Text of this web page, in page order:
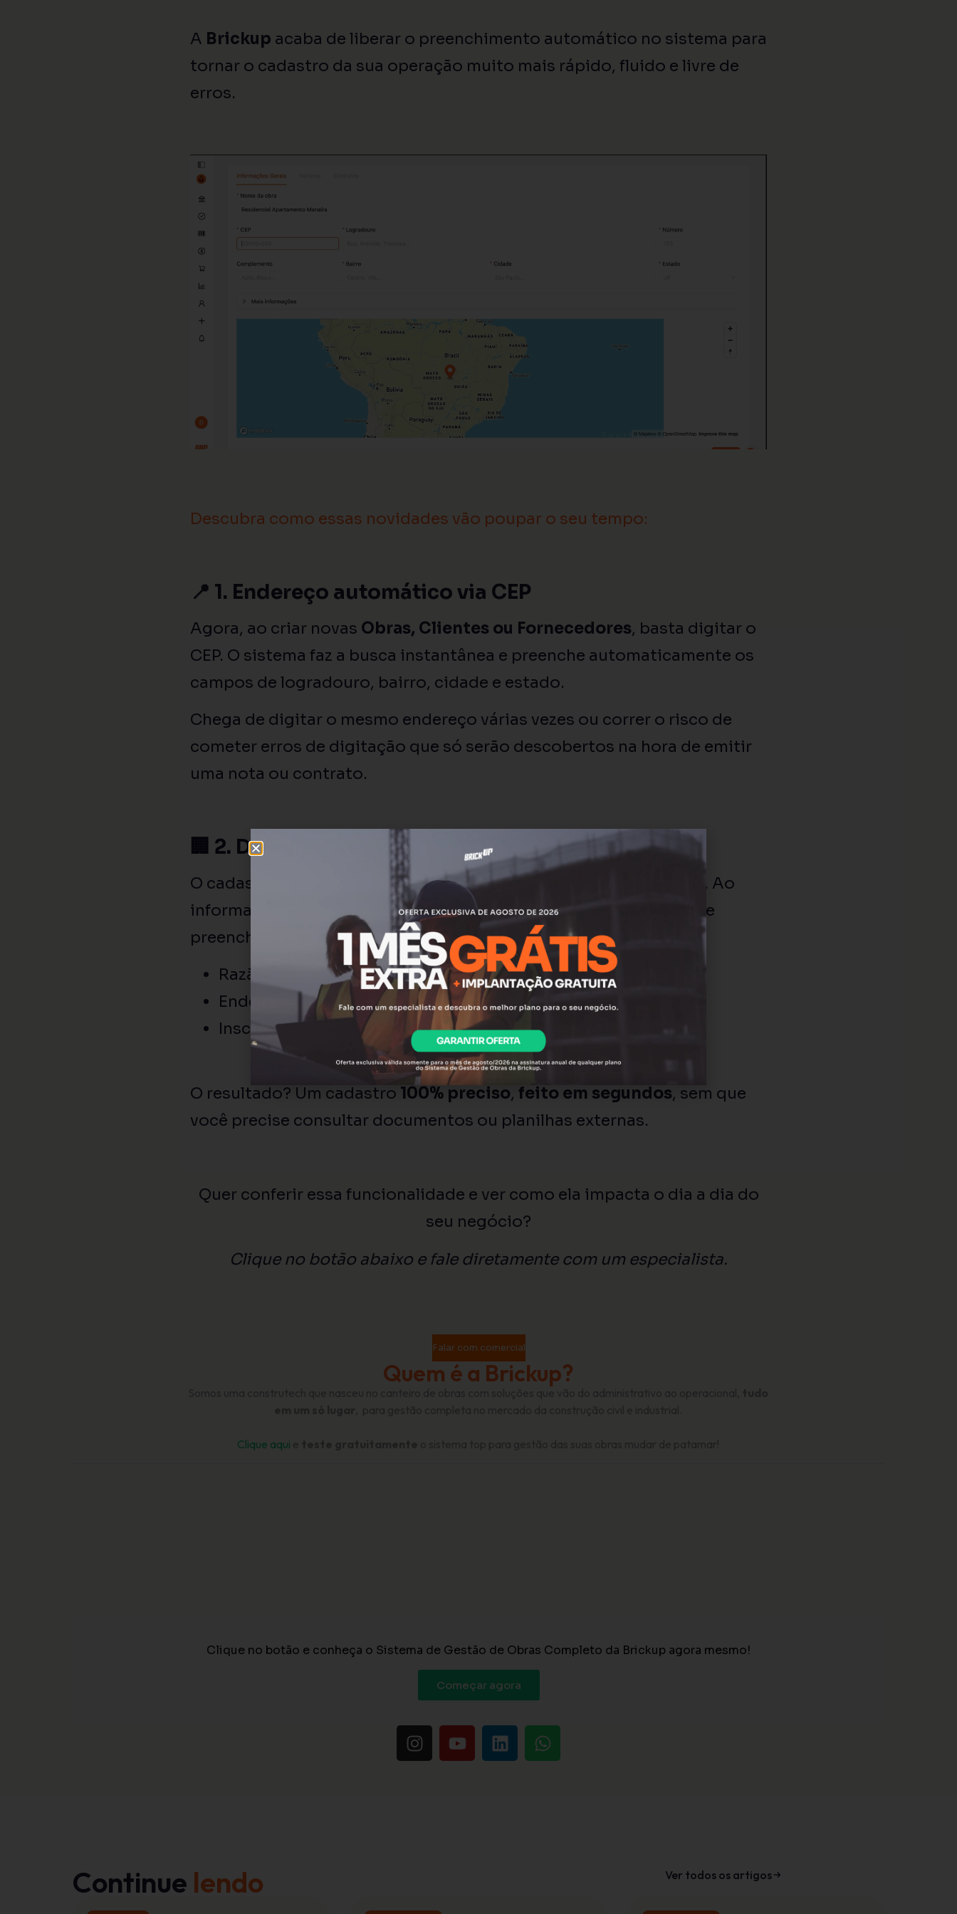
A Brickup acaba de liberar o preenchimento automático no sistema para
tornar o cadastro da sua operação muito mais rápido, fluido e livre de
erros.
Descubra como essas novidades vão poupar o seu tempo:
📍 1. Endereço automático via CEP
Agora, ao criar novas Obras, Clientes ou Fornecedores, basta digitar o
CEP. O sistema faz a busca instantânea e preenche automaticamente os
campos de logradouro, bairro, cidade e estado.
Chega de digitar o mesmo endereço várias vezes ou correr o risco de
cometer erros de digitação que só serão descobertos na hora de emitir
uma nota ou contrato.
🏢 2. Dados da empresa direto do CNPJ
O cadastro de Clientes e Fornecedoresficou ainda mais simples. Ao
informar o CNPJ da empresa, a Brickup consulta a base de dados e
preenche automaticamente:
Razão Social e Nome Fantasia;
Endereço completo;
Inscrição Estadual (quando disponível).
O resultado? Um cadastro 100% preciso, feito em segundos, sem que
você precise consultar documentos ou planilhas externas.
Quer conferir essa funcionalidade e ver como ela impacta o dia a dia do
seu negócio?
Clique no botão abaixo e fale diretamente com um especialista.
Falar com comercial
Quem é a Brickup?
Clique aqui
Clique no botão e conheça o Sistema de Gestão de Obras Completo da Brickup agora mesmo!
Começar agora
Continue lendo Ver todos os artigos